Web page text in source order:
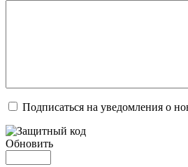
Подписаться на уведомления о
Обновить